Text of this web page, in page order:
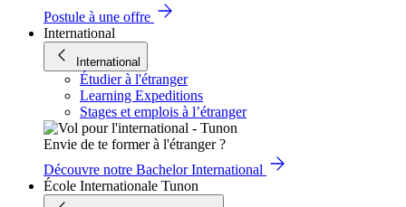
Postule à une offre
International
International
Étudier à l'étranger
Learning Expeditions
Stages et emplois à l’étranger
Envie de te former à l'étranger ?
Découvre notre Bachelor International
École Internationale Tunon